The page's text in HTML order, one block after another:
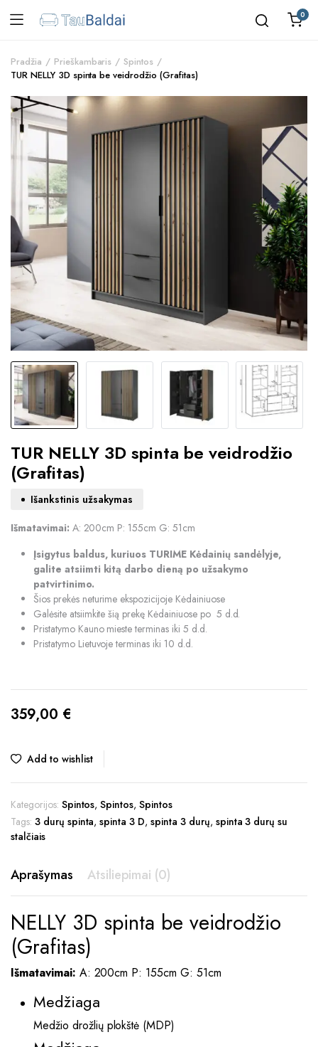
0
Pradžia Prieškambaris
Spintos
TUR NELLY 3D spinta be veidrodžio (Grafitas)
TUR NELLY 3D spinta be veidrodžio
(Grafitas)
Išankstinis užsakymas
Išmatavimai: A: 200cm P: 155cm G: 51cm
Įsigytus baldus, kuriuos TURIME Kėdainių sandėlyje,
galite atsiimti kitą darbo dieną po užsakymo
patvirtinimo.
Šios prekės neturime ekspozicijoje Kėdainiuose
Galėsite atsiimkite šią prekę Kėdainiuose po 5 d.d.
Pristatymo Kauno mieste terminas iki 5 d.d.
Pristatymo Lietuvoje terminas iki 10 d.d.
359,00 €
Add to wishlist
Kategorijos: Spintos,Spintos,Spintos
Tags: 3 durų spinta,spinta 3 D,spinta 3 durų, spinta 3 durų su
stalčiais
Aprašymas Atsiliepimai (0)
NELLY 3D spinta be veidrodžio
(Grafitas)
Išmatavimai: A: 200cm P: 155cm G: 51cm
Medžiaga
Medžio drožlių plokštė (MDP)